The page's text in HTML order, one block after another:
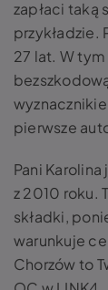
zapłaci taką
przykładzie.
27 lat. W tym
pierwsze
Pani
z 2010 roku.
składki,
warunkuje
Chorzów to